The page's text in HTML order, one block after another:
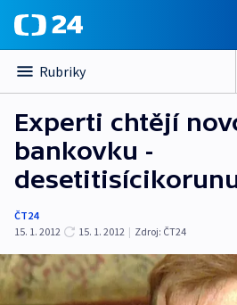
Rubriky
Experti chtějí
bankovku -
ČT24
15. 1. 2012
15. 1. 2012 | Zdroj: ČT24